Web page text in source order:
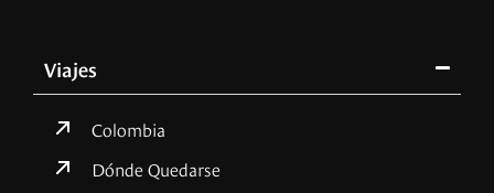
Viajes
Colombia
Dónde Quedarse